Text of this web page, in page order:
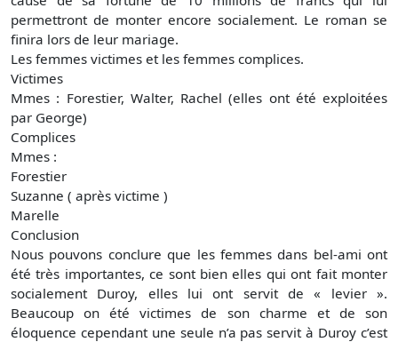
permettront de monter encore socialement. Le roman se
finira lors de leur mariage.
Les femmes victimes et les femmes complices.
Victimes
Mmes : Forestier, Walter, Rachel (elles ont été exploitées
par George)
Complices
Mmes :
Forestier
Suzanne ( après victime )
Marelle
Conclusion
Nous pouvons conclure que les femmes dans bel-ami ont
été très importantes, ce sont bien elles qui ont fait monter
socialement Duroy, elles lui ont servit de « levier ».
Beaucoup on été victimes de son charme et de son
éloquence cependant une seule n’a pas servit à Duroy c’est